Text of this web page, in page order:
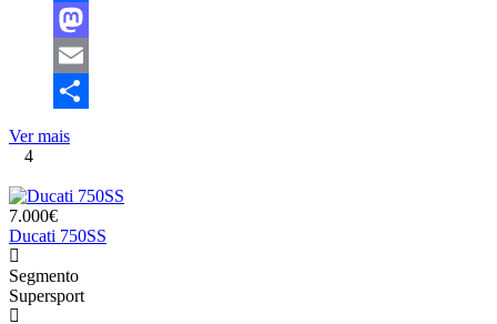
Facebook
Mastodon
Email
Share
Ver mais
4
7.000€
Ducati 750SS
Segmento
Supersport